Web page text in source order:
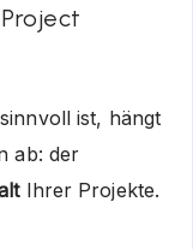
ist, hängt
ab: der
Ihrer Projekte.